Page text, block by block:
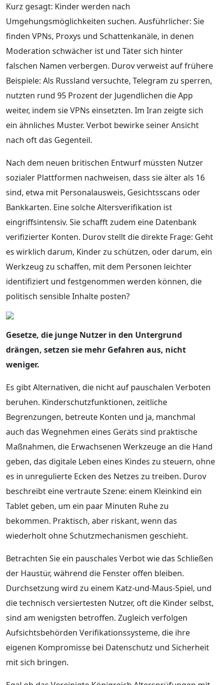
Kurz gesagt: Kinder werden nach
Umgehungsmöglichkeiten suchen. Ausführlicher: Sie
finden VPNs, Proxys und Schattenkanäle, in denen
Moderation schwächer ist und Täter sich hinter
falschen Namen verbergen. Durov verweist auf frühere
Beispiele: Als Russland versuchte, Telegram zu sperren,
nutzten rund 95 Prozent der Jugendlichen die App
weiter, indem sie VPNs einsetzten. Im Iran zeigte sich
ein ähnliches Muster. Verbot bewirke seiner Ansicht
nach oft das Gegenteil.
Nach dem neuen britischen Entwurf müssten Nutzer
sozialer Plattformen nachweisen, dass sie älter als 16
sind, etwa mit Personalausweis, Gesichtsscans oder
Bankkarten. Eine solche Altersverifikation ist
eingriffsintensiv. Sie schafft zudem eine Datenbank
verifizierter Konten. Durov stellt die direkte Frage: Geht
es wirklich darum, Kinder zu schützen, oder darum, ein
Werkzeug zu schaffen, mit dem Personen leichter
identifiziert und festgenommen werden können, die
politisch sensible Inhalte posten?
Gesetze, die junge Nutzer in den Untergrund
drängen, setzen sie mehr Gefahren aus, nicht
weniger.
Es gibt Alternativen, die nicht auf pauschalen Verboten
beruhen. Kinderschutzfunktionen, zeitliche
Begrenzungen, betreute Konten und ja, manchmal
auch das Wegnehmen eines Geräts sind praktische
Maßnahmen, die Erwachsenen Werkzeuge an die Hand
geben, das digitale Leben eines Kindes zu steuern, ohne
es in unregulierte Ecken des Netzes zu treiben. Durov
beschreibt eine vertraute Szene: einem Kleinkind ein
Tablet geben, um ein paar Minuten Ruhe zu
bekommen. Praktisch, aber riskant, wenn das
wiederholt ohne Schutzmechanismen geschieht.
Betrachten Sie ein pauschales Verbot wie das Schließen
der Haustür, während die Fenster offen bleiben.
Durchsetzung wird zu einem Katz-und-Maus-Spiel, und
die technisch versiertesten Nutzer, oft die Kinder selbst,
sind am wenigsten betroffen. Zugleich verfolgen
Aufsichtsbehörden Verifikationssysteme, die ihre
eigenen Kompromisse bei Datenschutz und Sicherheit
mit sich bringen.